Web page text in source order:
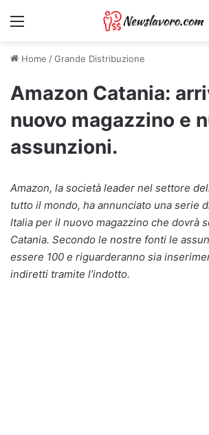
Menu
Home /Grande Distribuzione
Amazon Catania:
nuovo magazzino e
assunzioni.
Amazon, la società leader nel settore
tutto il mondo, ha annunciato una serie
Italia per il nuovo magazzino che dovrà
Catania. Secondo le nostre fonti le
essere 100 e riguarderanno sia
indiretti tramite l’indotto.